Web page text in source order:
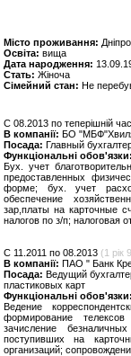
Місто проживання: Дніпро
Освіта: вища
Дата народження:
Стать: Жіноча
Сімейний стан: Не
C 08.2013 по теперішній час
В компанії: БО
Посада: Главный
Функціональні обов'язки:
Бух. учет
предоставленных
форме; бух. учет
обеспечение
зар,платы на карточные
налогов по з/п; налоговая
C 11.2011 по 08.2013 (1 рік
В компанії: ПАО " Банк
Посада: Ведущий
пластиковых карт
Функціональні обов'язки:
Ведение
формирование
зачисление
поступивших на
организаций;